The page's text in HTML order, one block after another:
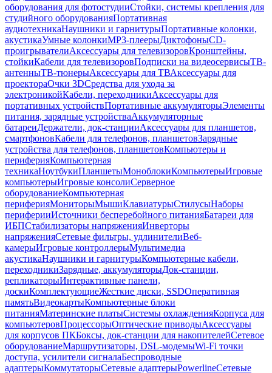
оборудования для фотостудииСтойки, системы крепления для
студийного оборудованияПортативная
аудиотехникаНаушники и гарнитурыПортативные колонки,
акустикаУмные колонкиMP3-плеерыДиктофоныCD-
проигрывателиАксессуары для телевизоровКронштейны,
стойкиКабели для телевизоровПодписки на видеосервисыТВ-
антенныТВ-тюнерыАксессуары для ТВАксессуары для
проектораОчки 3DСредства для ухода за
электроникойКабели, переходникиАксессуары для
портативных устройствПортативные аккумуляторыЭлементы
питания, зарядные устройстваАккумуляторные
батареиДержатели, док-станцииАксессуары для планшетов,
смартфоновКабели для телефонов, планшетовЗарядные
устройства для телефонов, планшетовКомпьютеры и
периферияКомпьютерная
техникаНоутбукиПланшетыМоноблокиКомпьютерыИгровые
компьютерыИгровые консолиСерверное
оборудованиеКомпьютерная
периферияМониторыМышиКлавиатурыСтилусыНаборы
периферииИсточники бесперебойного питанияБатареи для
ИБПСтабилизаторы напряженияИнверторы
напряженияСетевые фильтры, удлинителиВеб-
камерыИгровые контроллерыМультимедиа
акустикаНаушники и гарнитурыКомпьютерные кабели,
переходникиЗарядные, аккумуляторыДок-станции,
репликаторыИнтерактивные панели,
доскиКомплектующиеЖесткие диски, SSDОперативная
памятьВидеокартыКомпьютерные блоки
питанияМатеринские платыСистемы охлажденияКорпуса для
компьютеровПроцессорыОптические приводыАксессуары
для корпусов ПКБоксы, док-станции для накопителейСетевое
оборудованиеМаршрутизаторы, DSL-модемыWi-Fi точки
доступа, усилители сигналаБеспроводные
адаптерыКоммутаторыСетевые адаптерыPowerlineСетевые